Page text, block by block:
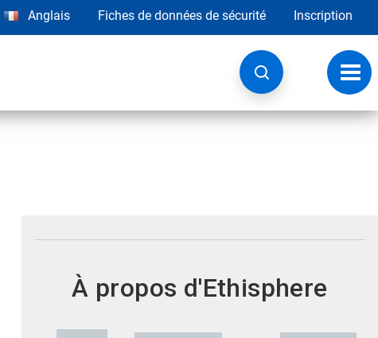
Anglais Fiches de données de sécurité Inscription
la
À propos d'Ethisphere